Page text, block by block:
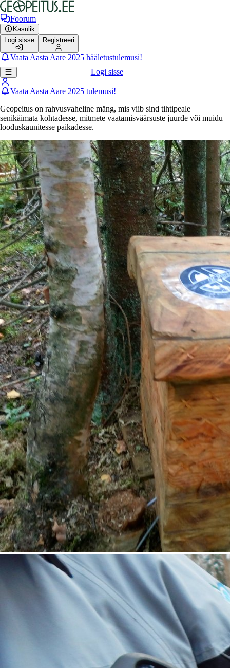
Foorum
Kasulik
Logi sisse
Registreeri
Vaata Aasta Aare 2025 hääletustulemusi!
Logi sisse
Vaata Aasta Aare 2025 tulemusi!
Geopeitus on rahvusvaheline mäng, mis viib sind tihtipeale
senikäimata kohtadesse, mitmete vaatamisväärsuste juurde või muidu
looduskaunitesse paikadesse.